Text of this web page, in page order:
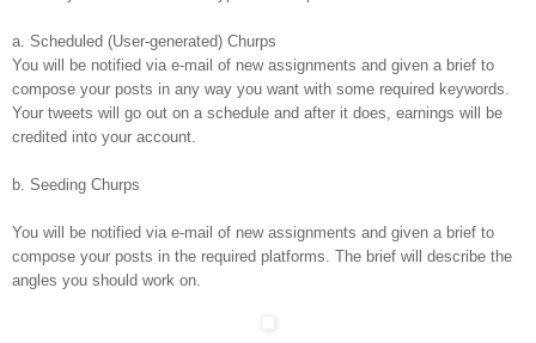
a. Scheduled (User-generated) Churps
You will be notified via e-mail of new assignments and given a brief to
compose your posts in any way you want with some required keywords.
Your tweets will go out on a schedule and after it does, earnings will be
credited into your account.
b. Seeding Churps
You will be notified via e-mail of new assignments and given a brief to
compose your posts in the required platforms. The brief will describe the
angles you should work on.